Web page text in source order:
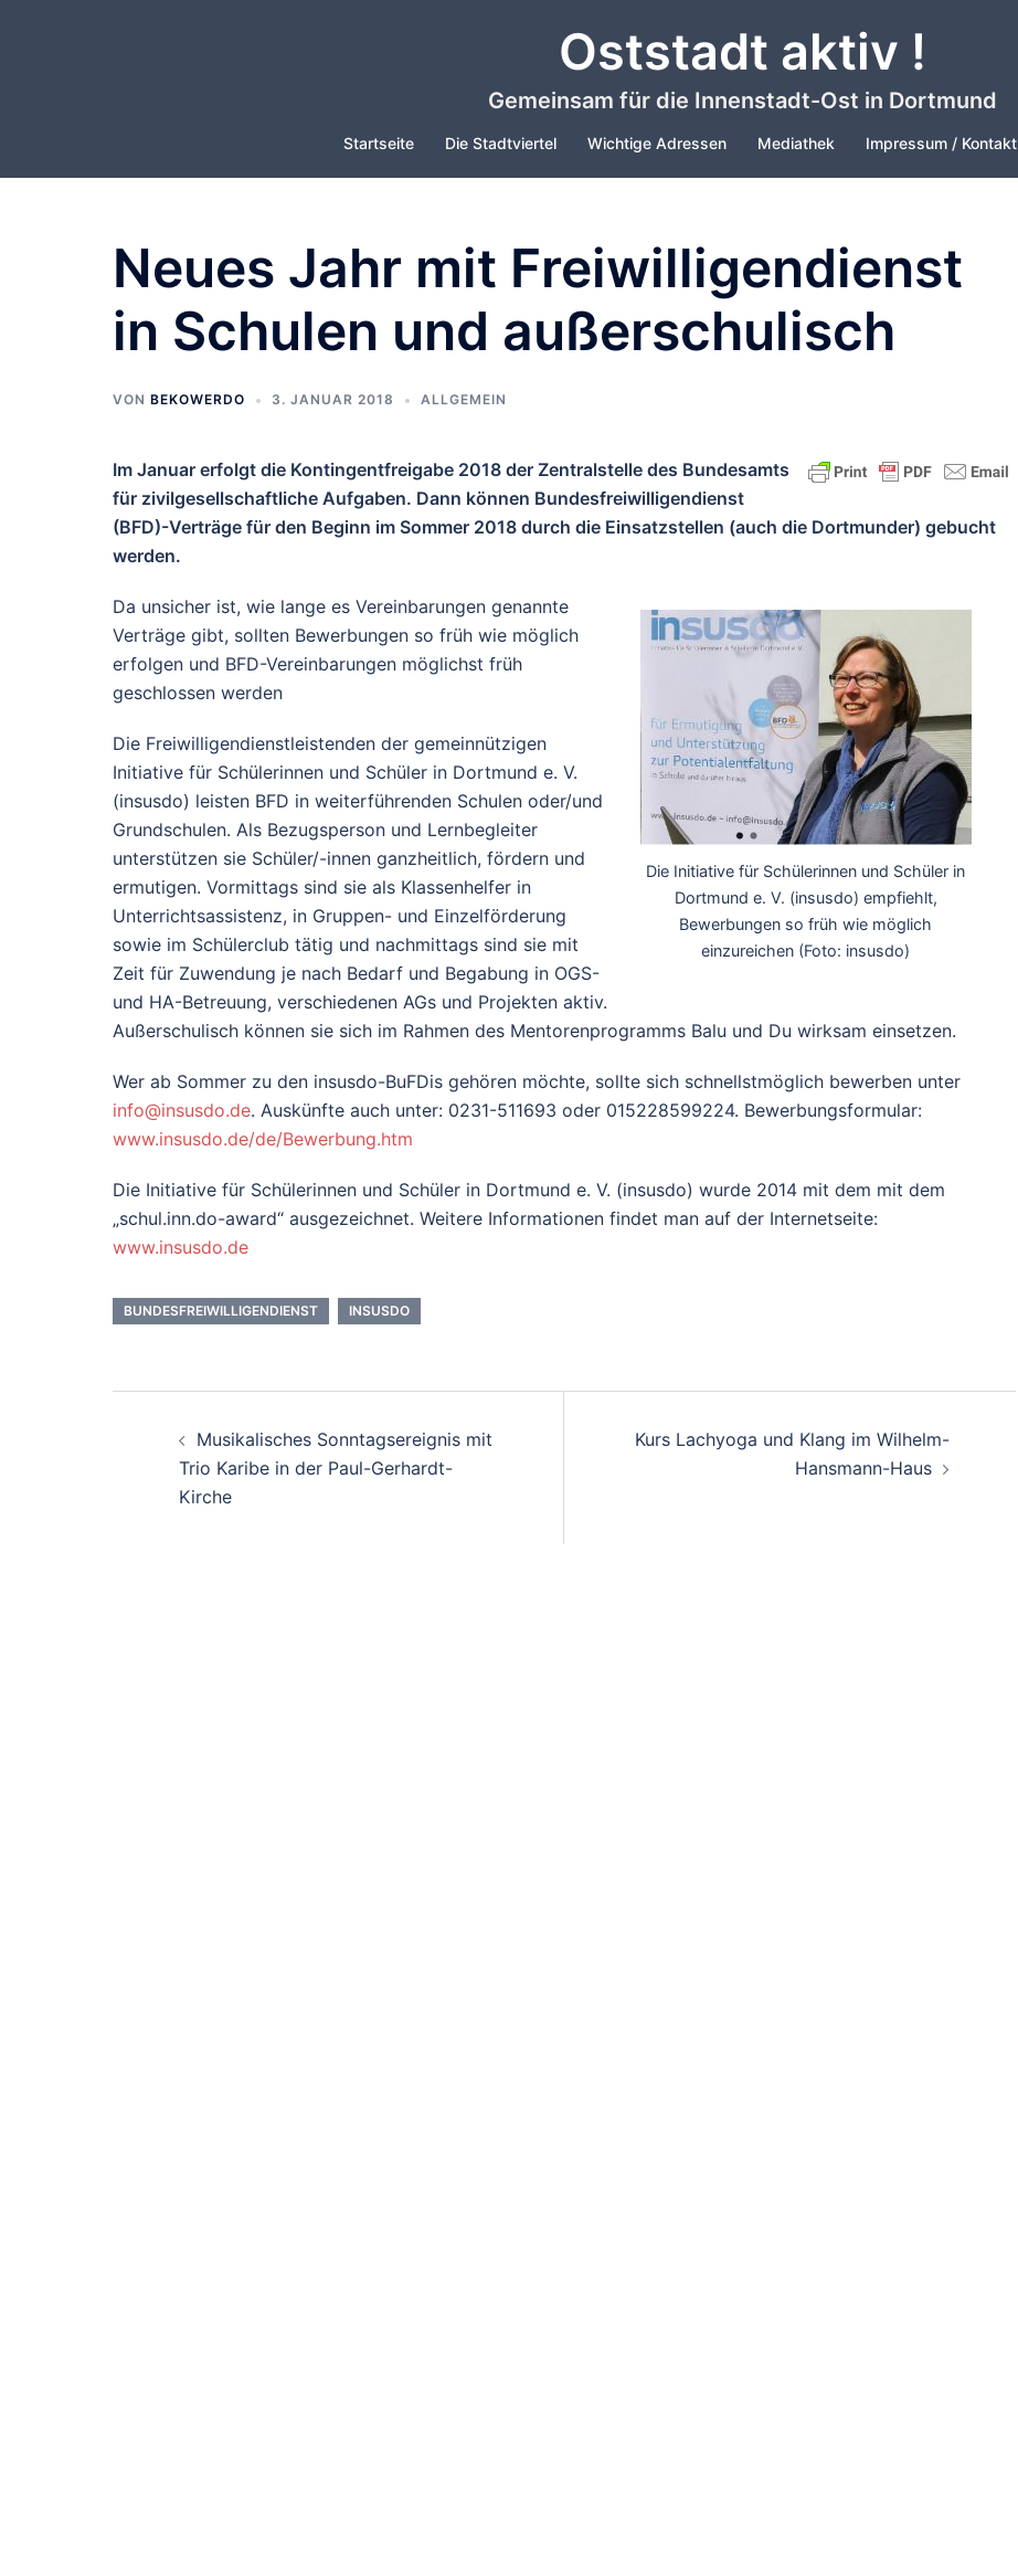
Oststadt aktiv !
Gemeinsam für die Innenstadt-Ost in Dortmund
Startseite Die Stadtviertel Wichtige Adressen Mediathek Impressum / Kontakt
Neues Jahr mit Freiwilligendienst
in Schulen und außerschulisch
VON BEKOWERDO 3. JANUAR 2018 ALLGEMEIN
Im Januar erfolgt die Kontingentfreigabe 2018 der Zentralstelle des Bundesamts
für zivilgesellschaftliche Aufgaben. Dann können Bundesfreiwilligendienst
(BFD)-Verträge für den Beginn im Sommer 2018 durch die Einsatzstellen (auch die Dortmunder) gebucht
werden.
Die Initiative für Schülerinnen und Schüler in
Dortmund e. V. (insusdo) empfiehlt,
Bewerbungen so früh wie möglich
einzureichen (Foto: insusdo)
Da unsicher ist, wie lange es Vereinbarungen genannte
Verträge gibt, sollten Bewerbungen so früh wie möglich
erfolgen und BFD-Vereinbarungen möglichst früh
geschlossen werden
Die Freiwilligendienstleistenden der gemeinnützigen
Initiative für Schülerinnen und Schüler in Dortmund e. V.
(insusdo) leisten BFD in weiterführenden Schulen oder/und
Grundschulen. Als Bezugsperson und Lernbegleiter
unterstützen sie Schüler/-innen ganzheitlich, fördern und
ermutigen. Vormittags sind sie als Klassenhelfer in
Unterrichtsassistenz, in Gruppen- und Einzelförderung
sowie im Schülerclub tätig und nachmittags sind sie mit
Zeit für Zuwendung je nach Bedarf und Begabung in OGS-
und HA-Betreuung, verschiedenen AGs und Projekten aktiv.
Außerschulisch können sie sich im Rahmen des Mentorenprogramms Balu und Du wirksam einsetzen.
Wer ab Sommer zu den insusdo-BuFDis gehören möchte, sollte sich schnellstmöglich bewerben unter
info@insusdo.de. Auskünfte auch unter: 0231-511693 oder 015228599224. Bewerbungsformular:
www.insusdo.de/de/Bewerbung.htm
Die Initiative für Schülerinnen und Schüler in Dortmund e. V. (insusdo) wurde 2014 mit dem mit dem
„schul.inn.do-award“ ausgezeichnet. Weitere Informationen findet man auf der Internetseite:
www.insusdo.de
BUNDESFREIWILLIGENDIENST INSUSDO
Beitrags-
Navigation
Musikalisches Sonntagsereignis mit
Trio Karibe in der Paul-Gerhardt-
Kirche
Kurs Lachyoga und Klang im Wilhelm-
Hansmann-Haus